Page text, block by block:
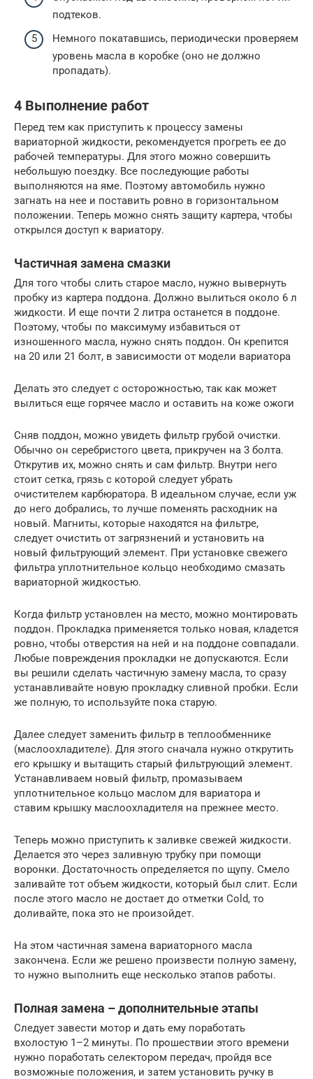
подтеков.
Немного покатавшись, периодически проверяем
уровень масла в коробке (оно не должно
пропадать).
4 Выполнение работ
Перед тем как приступить к процессу замены
вариаторной жидкости, рекомендуется прогреть ее до
рабочей температуры. Для этого можно совершить
небольшую поездку. Все последующие работы
выполняются на яме. Поэтому автомобиль нужно
загнать на нее и поставить ровно в горизонтальном
положении. Теперь можно снять защиту картера, чтобы
открылся доступ к вариатору.
Частичная замена смазки
Для того чтобы слить старое масло, нужно вывернуть
пробку из картера поддона. Должно вылиться около 6 л
жидкости. И еще почти 2 литра останется в поддоне.
Поэтому, чтобы по максимуму избавиться от
изношенного масла, нужно снять поддон. Он крепится
на 20 или 21 болт, в зависимости от модели вариатора
Делать это следует с осторожностью, так как может
вылиться еще горячее масло и оставить на коже ожоги
Сняв поддон, можно увидеть фильтр грубой очистки.
Обычно он серебристого цвета, прикручен на 3 болта.
Открутив их, можно снять и сам фильтр. Внутри него
стоит сетка, грязь с которой следует убрать
очистителем карбюратора. В идеальном случае, если уж
до него добрались, то лучше поменять расходник на
новый. Магниты, которые находятся на фильтре,
следует очистить от загрязнений и установить на
новый фильтрующий элемент. При установке свежего
фильтра уплотнительное кольцо необходимо смазать
вариаторной жидкостью.
Когда фильтр установлен на место, можно монтировать
поддон. Прокладка применяется только новая, кладется
ровно, чтобы отверстия на ней и на поддоне совпадали.
Любые повреждения прокладки не допускаются. Если
вы решили сделать частичную замену масла, то сразу
устанавливайте новую прокладку сливной пробки. Если
же полную, то используйте пока старую.
Далее следует заменить фильтр в теплообменнике
(маслоохладителе). Для этого сначала нужно открутить
его крышку и вытащить старый фильтрующий элемент.
Устанавливаем новый фильтр, промазываем
уплотнительное кольцо маслом для вариатора и
ставим крышку маслоохладителя на прежнее место.
Теперь можно приступить к заливке свежей жидкости.
Делается это через заливную трубку при помощи
воронки. Достаточность определяется по щупу. Смело
заливайте тот объем жидкости, который был слит. Если
после этого масло не достает до отметки Cold, то
доливайте, пока это не произойдет.
На этом частичная замена вариаторного масла
закончена. Если же решено произвести полную замену,
то нужно выполнить еще несколько этапов работы.
Полная замена – дополнительные этапы
Следует завести мотор и дать ему поработать
вхолостую 1–2 минуты. По прошествии этого времени
нужно поработать селектором передач, пройдя все
возможные положения, и затем установить ручку в